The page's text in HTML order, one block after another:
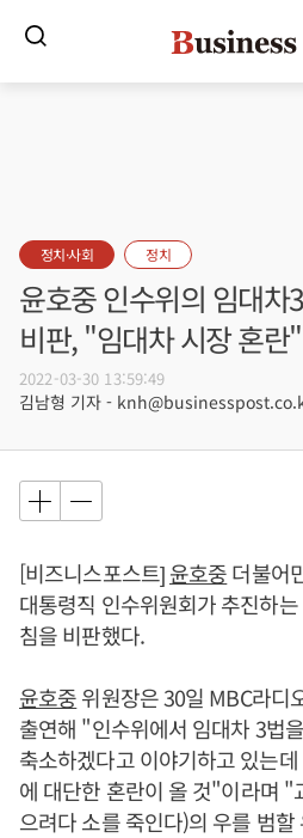
정치·사회 정치
윤호중 인수위의 임대차
비판, "임대차 시장 혼란"
2022-03-30 13:59:49
김남형 기자 -
[비즈니스포스트]윤호중더불어
대통령직 인수위원회가 추진하
침을 비판했다.
윤호중위원장은 30일 MBC라디
출연해 "인수위에서 임대차 3법
축소하겠다고 이야기하고 있는
에 대단한 혼란이 올 것"이라며 "
으려다 소를 죽인다)의 우를 범